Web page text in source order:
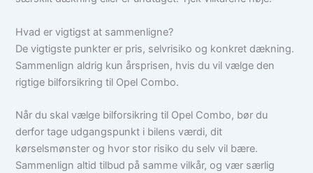
Hvad er vigtigst at sammenligne?
De vigtigste punkter er pris, selvrisiko og konkret dækning.
Sammenlign aldrig kun årsprisen, hvis du vil vælge den
rigtige bilforsikring til Opel Combo.
Når du skal vælge bilforsikring til Opel Combo, bør du
derfor tage udgangspunkt i bilens værdi, dit
kørselsmønster og hvor stor risiko du selv vil bære.
Sammenlign altid tilbud på samme vilkår, og vær særlig